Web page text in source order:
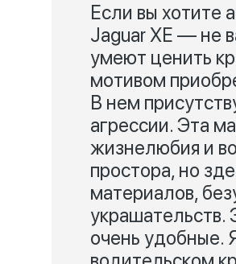
Если вы хотите
Jaguar XE — не
умеют ценить
мотивом
В нем
агрессии. Эта
жизнелюбия и
простора, но
материалов,
очень удобные.